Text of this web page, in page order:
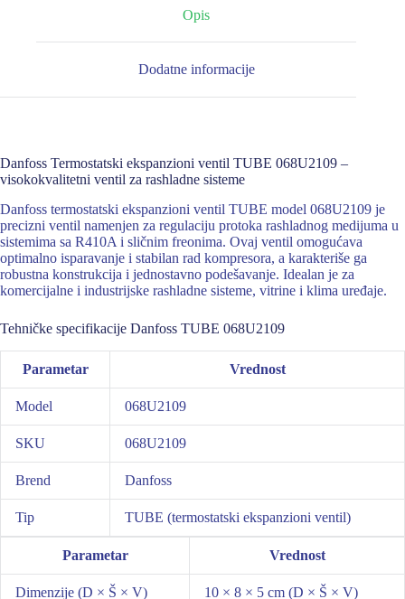
Opis
Dodatne informacije
Danfoss Termostatski ekspanzioni ventil TUBE 068U2109 –
visokokvalitetni ventil za rashladne sisteme
Danfoss termostatski ekspanzioni ventil TUBE model 068U2109 je
precizni ventil namenjen za regulaciju protoka rashladnog medijuma u
sistemima sa R410A i sličnim freonima. Ovaj ventil omogućava
optimalno isparavanje i stabilan rad kompresora, a karakteriše ga
robustna konstrukcija i jednostavno podešavanje. Idealan je za
komercijalne i industrijske rashladne sisteme, vitrine i klima uređaje.
Tehničke specifikacije Danfoss TUBE 068U2109
Parametar Vrednost
Model 068U2109
SKU 068U2109
Brend Danfoss
Tip TUBE (termostatski ekspanzioni ventil)
Parametar Vrednost
Dimenzije (D × Š × V) 10 × 8 × 5 cm (D × Š × V)